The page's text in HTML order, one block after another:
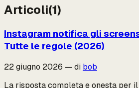
Articoli(1)
Instagram notifica gli
Tutte le regole (2026)
22 giugno 2026 — di bob
La risposta completa e onesta per